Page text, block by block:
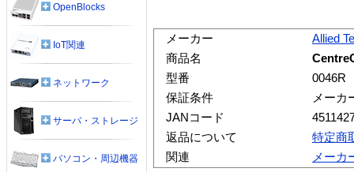
メーカー
Allied
商品名
型番
0046R
保証条件
メーカ
JANコード
返品について
特定商
関連
メーカ
OpenBlocks
IoT関連
ネットワーク
サーバ・ストレージ
パソコン・周辺機器